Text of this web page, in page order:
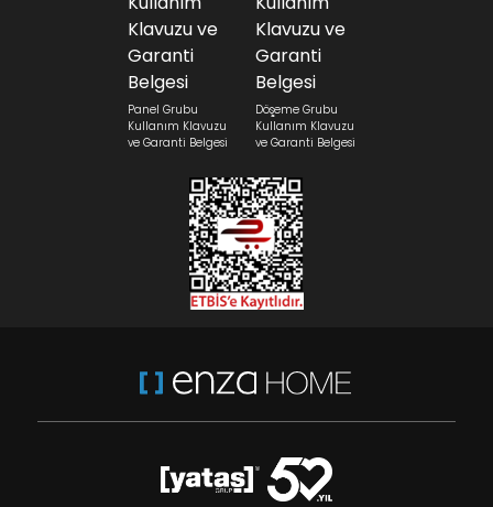
Panel Grubu
Kullanım Klavuzu
ve Garanti Belgesi
Döşeme Grubu
Kullanım Klavuzu
ve Garanti Belgesi